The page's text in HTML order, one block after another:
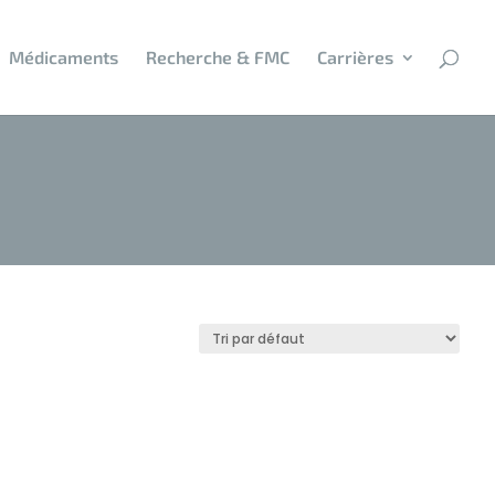
Médicaments Recherche & FMC Carrières